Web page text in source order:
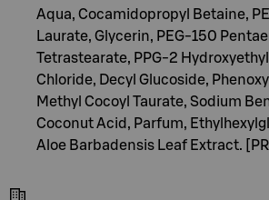
Aqua, Cocamidopropyl Betaine,
Laurate, Glycerin, PEG-150
Tetrastearate, PPG-2
Chloride, Decyl Glucoside,
Methyl Cocoyl Taurate, Sodium
Coconut Acid, Parfum,
Aloe Barbadensis Leaf Extract.